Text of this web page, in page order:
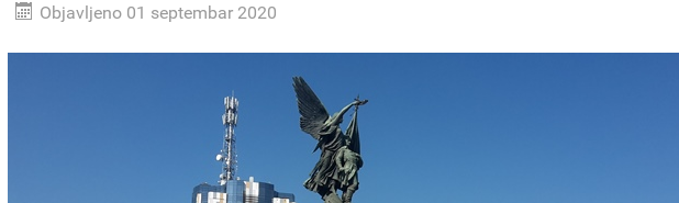
Objavljeno 01 septembar 2020